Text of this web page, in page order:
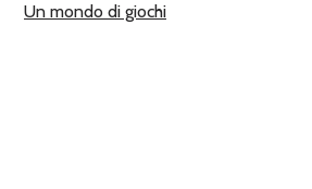
Un mondo di giochi